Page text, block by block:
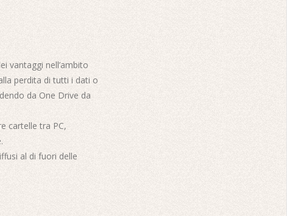
vantaggi nell’ambito
perdita di tutti i dati o
da One Drive da
cartelle tra PC,
al di fuori delle